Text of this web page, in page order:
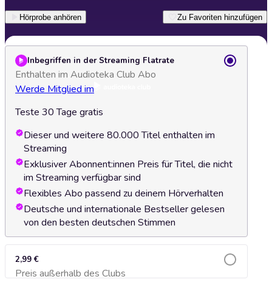
Hörprobe anhören Zu Favoriten hinzufügen
Inbegriffen in der Streaming Flatrate
Enthalten im Audioteka Club Abo
Werde Mitglied im
Teste 30 Tage gratis
Dieser und weitere 80.000 Titel enthalten im
Streaming
Exklusiver Abonnent:innen Preis für Titel, die nicht
im Streaming verfügbar sind
Flexibles Abo passend zu deinem Hörverhalten
Deutsche und internationale Bestseller gelesen
von den besten deutschen Stimmen
2,99 €
Preis außerhalb des ClubsZum Warenkorb hinzufügen